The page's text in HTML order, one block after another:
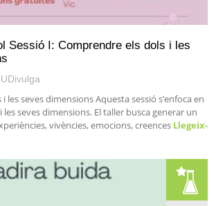
Sessió I: Comprendre els dols i les
UDivulga
les seves dimensions Aquesta sessió s’enfoca en
seves dimensions. El taller busca generar un
vivències, emocions, creences Llegeix-